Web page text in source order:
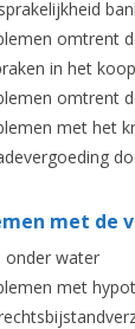
omtrent
in het
omtrent
met het
met de
onder water
met